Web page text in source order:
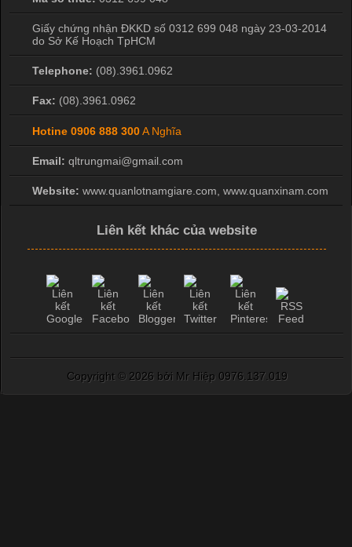
hình ảnh sắc nét và bền màu. Đặc biệt, kỹ thuật này được ứng
dụng rộng rãi trong sản xuất áo thun, đồ thể thao
Giấy chứng nhận ĐKKD số 0312 699 048 ngày 23-03-2014
do Sở Kế Hoạch TpHCM
Telephone: (08).3961.0962
Fax: (08).3961.0962
Hotine 0906 888 300A Nghĩa
Email: qltrungmai@gmail.com
Website: www.quanlotnamgiare.com, www.quanxinam.com
Liên kết khác của website
Copyright © 2026 bởi Mr Hiệp 0976.137.019